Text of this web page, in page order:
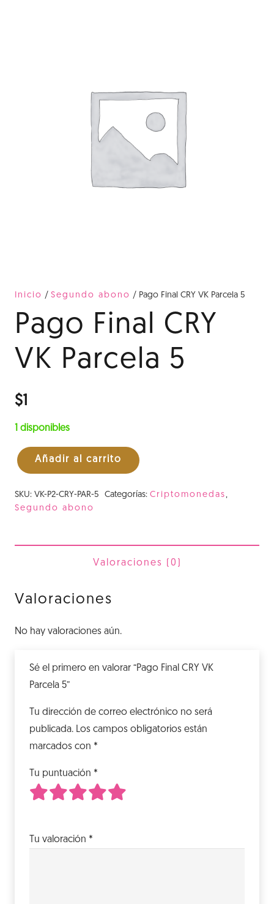
Inicio / Segundo abono / Pago Final CRY VK Parcela 5
Pago Final CRY
VK Parcela 5
$1
1 disponibles
Pago
CRY
Añadir al carrito
SKU: VK-P2-CRY-PAR-5 Categorías: Criptomonedas,
Segundo abono
Valoraciones (0)
Valoraciones
No hay valoraciones aún.
Sé el primero en valorar “Pago Final CRY VK
Parcela 5”
Tu dirección de correo electrónico no será
publicada. Los campos obligatorios están
marcados con *
Tu puntuación *
Tu valoración *